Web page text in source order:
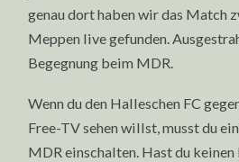
genau dort haben wir das Match
Meppen live gefunden.
Begegnung beim MDR.
Wenn du den Halleschen FC
Free-TV sehen willst, musst du
MDR einschalten. Hast du keinen